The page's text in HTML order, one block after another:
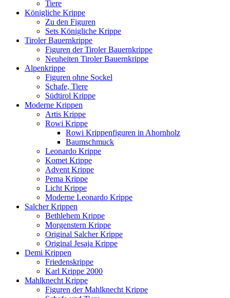
Tiere
Königliche Krippe
Zu den Figuren
Sets Königliche Krippe
Tiroler Bauernkrippe
Figuren der Tiroler Bauernkrippe
Neuheiten Tiroler Bauernkrippe
Alpenkrippe
Figuren ohne Sockel
Schafe, Tiere
Südtirol Krippe
Moderne Krippen
Artis Krippe
Rowi Krippe
Rowi Krippenfiguren in Ahornholz
Baumschmuck
Leonardo Krippe
Komet Krippe
Advent Krippe
Pema Krippe
Licht Krippe
Moderne Leonardo Krippe
Salcher Krippen
Bethlehem Krippe
Morgenstern Krippe
Original Salcher Krippe
Original Jesaja Krippe
Demi Krippen
Friedenskrippe
Karl Krippe 2000
Mahlknecht Krippe
Figuren der Mahlknecht Krippe